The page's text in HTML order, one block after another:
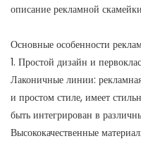
описание рекламной
Основные особенности
1. Простой дизайн и
Лаконичные линии:
и простом стиле, имеет
быть интегрирован в
Высококачественные